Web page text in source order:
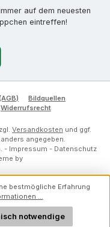
auf dem neuesten
eintreffen!
Bildquellen
Widerrufsrecht
Versandkosten und ggf.
angegeben.
- Impressum - Datenschutz
by
bestmögliche Erfahrung
...
notwendige